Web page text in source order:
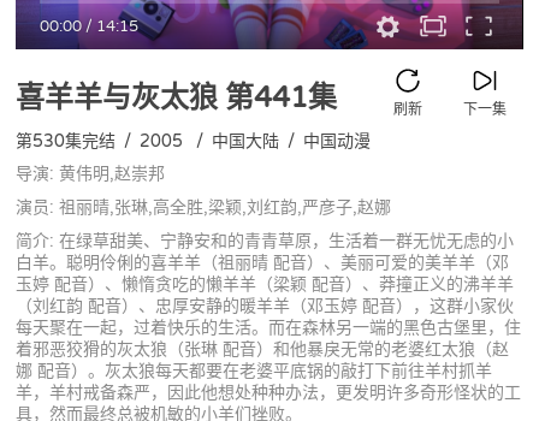
00:00/14:15
喜羊羊与灰太狼第441集 下一集
刷新
第530集完结 / 2005 / 中国大陆 / 中国动漫
导演: 黄伟明,赵崇邦
演员: 祖丽晴,张琳,高全胜,梁颖,刘红韵,严彦子,赵娜
简介: 在绿草甜美、宁静安和的青青草原，生活着一群无忧无虑的小
白羊。聪明伶俐的喜羊羊（祖丽晴 配音）、美丽可爱的美羊羊（邓
玉婷 配音）、懒惰贪吃的懒羊羊（梁颖 配音）、莽撞正义的沸羊羊
（刘红韵 配音）、忠厚安静的暖羊羊（邓玉婷 配音），这群小家伙
每天聚在一起，过着快乐的生活。而在森林另一端的黑色古堡里，住
着邪恶狡猾的灰太狼（张琳 配音）和他暴戾无常的老婆红太狼（赵
娜 配音）。灰太狼每天都要在老婆平底锅的敲打下前往羊村抓羊
羊，羊村戒备森严，因此他想处种种办法，更发明许多奇形怪状的工
具，然而最终总被机敏的小羊们挫败。